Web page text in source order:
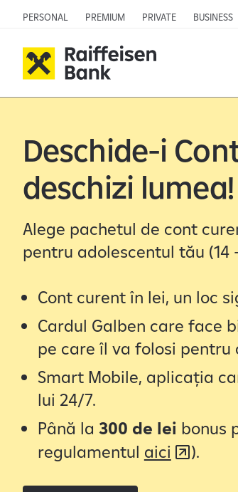
PERSONAL PREMIUM PRIVATE BUSINESS
Deschide-i
deschizi lumea!
Alege pachetul de cont
pentru adolescentul tău (14
Cont curent în lei, un loc
Cardul Galben care face
pe care îl va folosi pentru
Smart Mobile, aplicația
lui 24/7.
Până la 300 de lei bonus
regulamentul aici ).